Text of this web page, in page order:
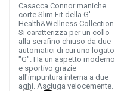
Casacca Connor maniche
corte Slim Fit della G'
Health&Wellness Collection.
Si caratterizza per un collo
alla serafino chiuso da due
automatici di cui uno logato
"G". Ha un aspetto moderno
e sportivo grazie
all'impuntura interna a due
aghi. Asciuga velocemente.